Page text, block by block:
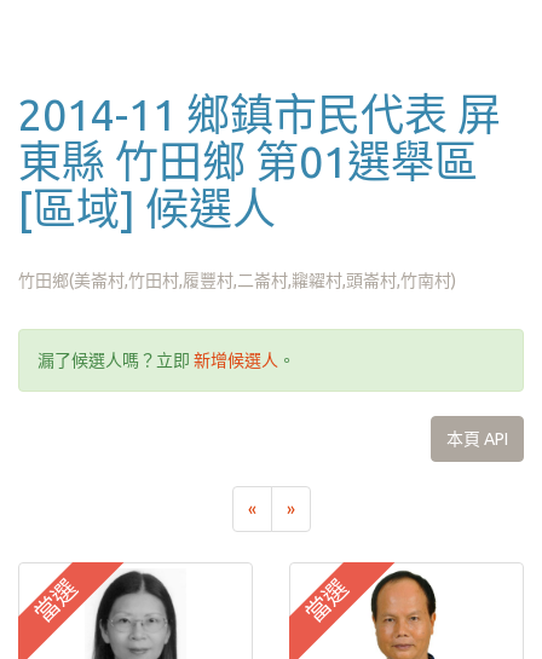
2014-11 鄉鎮市民代表 屏
東縣 竹田鄉 第01選舉區
[區域] 候選人
竹田鄉(美崙村,竹田村,履豐村,二崙村,糶糴村,頭崙村,竹南村)
漏了候選人嗎？立即 新增候選人 。
本頁 API
« »
當選 當選